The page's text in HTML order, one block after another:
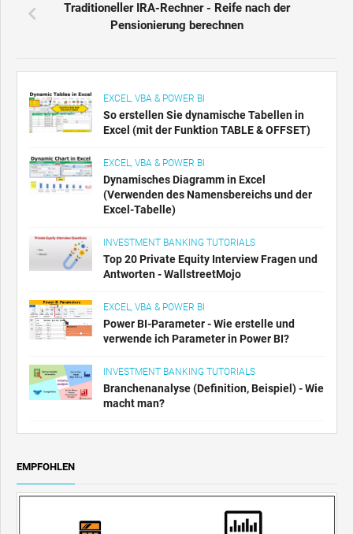
Traditioneller IRA-Rechner - Reife nach der
Pensionierung berechnen
EXCEL, VBA & POWER BI
So erstellen Sie dynamische Tabellen in
Excel (mit der Funktion TABLE & OFFSET)
EXCEL, VBA & POWER BI
Dynamisches Diagramm in Excel
(Verwenden des Namensbereichs und der
Excel-Tabelle)
INVESTMENT BANKING TUTORIALS
Top 20 Private Equity Interview Fragen und
Antworten - WallstreetMojo
EXCEL, VBA & POWER BI
Power BI-Parameter - Wie erstelle und
verwende ich Parameter in Power BI?
INVESTMENT BANKING TUTORIALS
Branchenanalyse (Definition, Beispiel) - Wie
macht man?
EMPFOHLEN